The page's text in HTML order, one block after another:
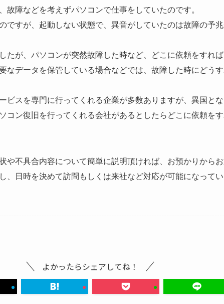
故障などを考えずパソコンで仕事をしていたのです。
ですが、起動しない状態で、異音がしていたのは故障の予
たが、パソコンが突然故障した時など、どこに依頼をすれ
なデータを保管している場合などでは、故障した時にどう
ビスを専門に行ってくれる企業が多数ありますが、異国と
コン復旧を行ってくれる会社があるとしたらどこに依頼を
や不具合内容について簡単に説明頂ければ、お預かりから
、日時を決めて訪問もしくは来社など対応が可能になってい
よかったらシェアしてね！